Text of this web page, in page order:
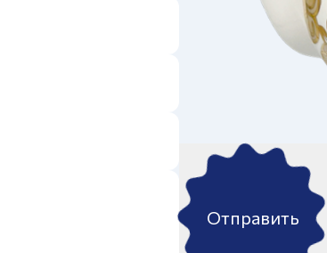
Отправить